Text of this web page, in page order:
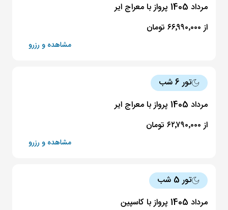
مرداد 1405 پرواز با معراج ایر
از ۶۶٬۹۹۰٬۰۰۰ تومان
مشاهده و رزرو
تور 6 شب
مرداد 1405 پرواز با معراج ایر
از ۶۲٬۷۹۰٬۰۰۰ تومان
مشاهده و رزرو
تور 5 شب
مرداد 1405 پرواز با کاسپین